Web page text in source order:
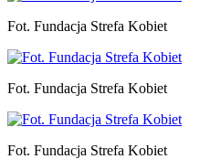
Fot. Fundacja Strefa Kobiet
Fot. Fundacja Strefa Kobiet
Fot. Fundacja Strefa Kobiet